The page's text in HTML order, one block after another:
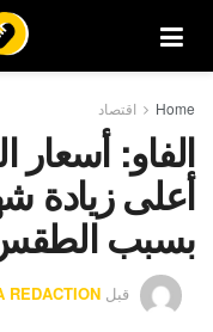
Home اقتصاد
الفاو: أسعار
بسبب
قبل REDACTION